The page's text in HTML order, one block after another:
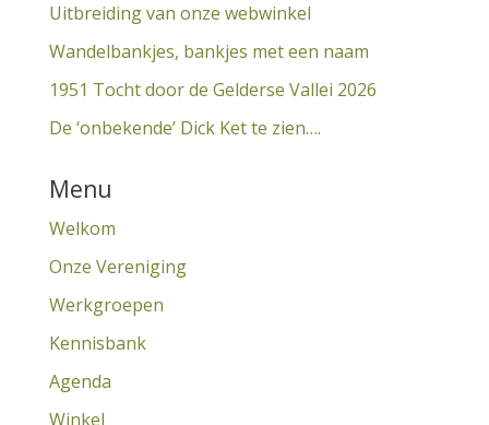
Uitbreiding van onze webwinkel
Wandelbankjes, bankjes met een naam
1951 Tocht door de Gelderse Vallei 2026
De ‘onbekende’ Dick Ket te zien….
Menu
Welkom
Onze Vereniging
Werkgroepen
Kennisbank
Agenda
Winkel